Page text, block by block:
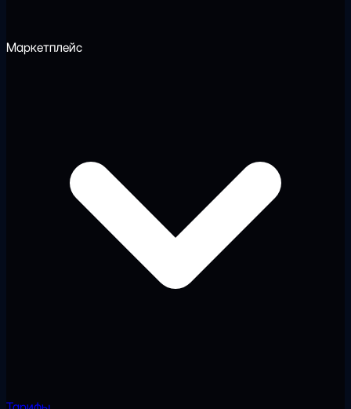
Маркетплейс